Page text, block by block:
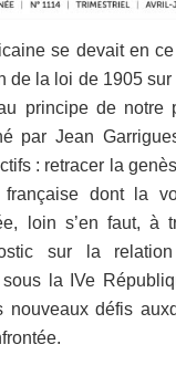
se devait en
de la loi de 1905 sur
principe de notre
par Jean
: retracer la
française dont la
loin s’en faut, à
sur la
sous la IVe
nouveaux défis